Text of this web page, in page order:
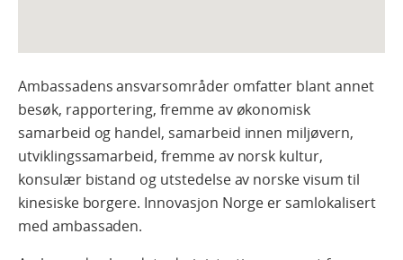
Ambassadens ansvarsområder omfatter blant annet
besøk, rapportering, fremme av økonomisk
samarbeid og handel, samarbeid innen miljøvern,
utviklingssamarbeid, fremme av norsk kultur,
konsulær bistand og utstedelse av norske visum til
kinesiske borgere. Innovasjon Norge er samlokalisert
med ambassaden.